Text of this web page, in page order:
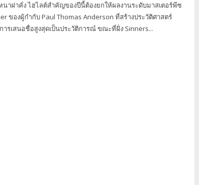
านระดับมาสเตอร์พีซ
ของผู้กำกับ Paul Thomas Anderson ที่สร้างประวัติศาสตร์
ารเสนอชื่อสูงสุดเป็นประวัติการณ์ ขณะที่ฝั่ง Sinners...